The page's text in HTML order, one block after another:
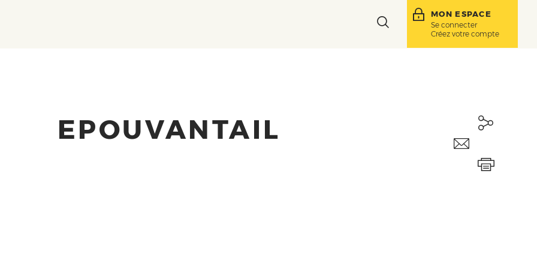
Toggle
MON ESPACE
Se connecter
Créez votre compte
EPOUVANTAIL